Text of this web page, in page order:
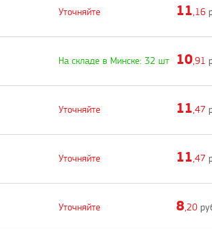
Уточняйте 11,16
На складе в Минске: 32 шт 10,91
Уточняйте 11,47
Уточняйте 11,47
Уточняйте 8,20